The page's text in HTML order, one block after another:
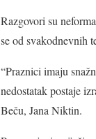
Razgovori su
se od svakodnevnih
“Praznici imaju
nedostatak postaje
Beču, Jana Niktin.